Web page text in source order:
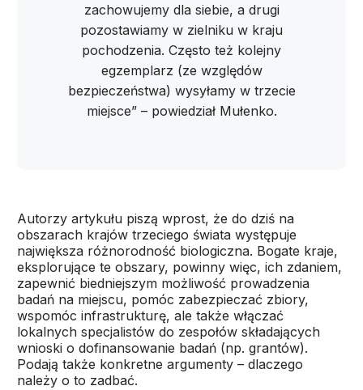
zachowujemy dla siebie, a drugi
pozostawiamy w zielniku w kraju
pochodzenia. Często też kolejny
egzemplarz (ze względów
bezpieczeństwa) wysyłamy w trzecie
miejsce” – powiedział Mułenko.
Autorzy artykułu piszą wprost, że do dziś na
obszarach krajów trzeciego świata występuje
największa różnorodność biologiczna. Bogate kraje,
eksplorujące te obszary, powinny więc, ich zdaniem,
zapewnić biedniejszym możliwość prowadzenia
badań na miejscu, pomóc zabezpieczać zbiory,
wspomóc infrastrukturę, ale także włączać
lokalnych specjalistów do zespołów składających
wnioski o dofinansowanie badań (np. grantów).
Podają także konkretne argumenty – dlaczego
należy o to zadbać.